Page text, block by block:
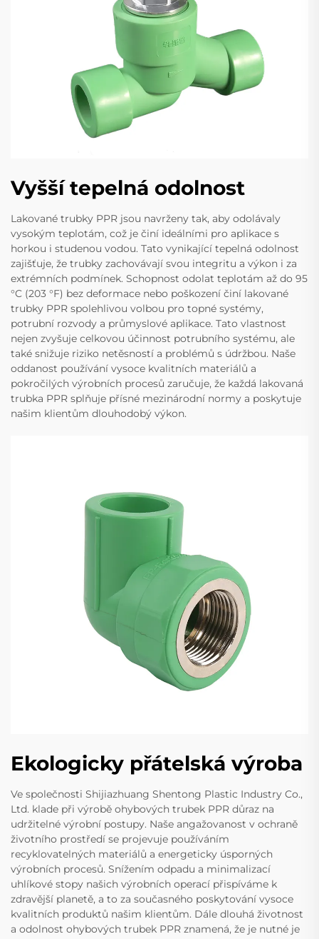
Vyšší tepelná odolnost
Lakované trubky PPR jsou navrženy tak, aby odolávaly
vysokým teplotám, což je činí ideálními pro aplikace s
horkou i studenou vodou. Tato vynikající tepelná odolnost
zajišťuje, že trubky zachovávají svou integritu a výkon i za
extrémních podmínek. Schopnost odolat teplotám až do 95
°C (203 °F) bez deformace nebo poškození činí lakované
trubky PPR spolehlivou volbou pro topné systémy,
potrubní rozvody a průmyslové aplikace. Tato vlastnost
nejen zvyšuje celkovou účinnost potrubního systému, ale
také snižuje riziko netěsností a problémů s údržbou. Naše
oddanost používání vysoce kvalitních materiálů a
pokročilých výrobních procesů zaručuje, že každá lakovaná
trubka PPR splňuje přísné mezinárodní normy a poskytuje
našim klientům dlouhodobý výkon.
Ekologicky přátelská výroba
Ve společnosti Shijiazhuang Shentong Plastic Industry Co.,
Ltd. klade při výrobě ohybových trubek PPR důraz na
udržitelné výrobní postupy. Naše angažovanost v ochraně
životního prostředí se projevuje používáním
recyklovatelných materiálů a energeticky úsporných
výrobních procesů. Snížením odpadu a minimalizací
uhlíkové stopy našich výrobních operací přispíváme k
zdravější planetě, a to za současného poskytování vysoce
kvalitních produktů našim klientům. Dále dlouhá životnost
a odolnost ohybových trubek PPR znamená, že je nutné je